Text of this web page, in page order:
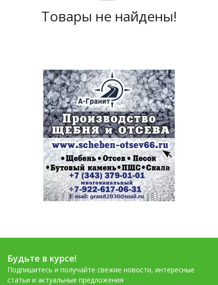
Товары не найдены!
Будьте в курсе!
Подпишитесь и получайте свежие новости, интересные
статьи и актуальные предложения